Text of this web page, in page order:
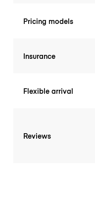
Pricing models
Insurance
Flexible arrival
Reviews